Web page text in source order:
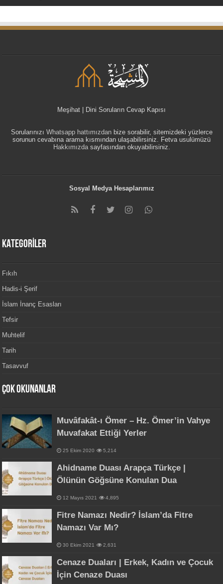
Meşihat | Dini Soruların Cevap Kapısı
Sorularınızı Whatsapp hattımızdanbize sorabilir, sitemizdeki yüzlerce
sorunun cevabına arama kısmından ulaşabilirsiniz. Fetva usulümüzü
Hakkımızdasayfasından okuyabilirsiniz.
Sosyal Medya Hesaplarımız
KATEGORİLER
Fıkıh
Hadis-i Şerif
İslam İnanç Esasları
Tefsir
Muhtelif
Tarih
Tasavvuf
Çok Okunanlar
Muvâfakât-ı Ömer – Hz. Ömer’in Vahye
Muvafakat Ettiği Yerler
25 Ekim 2020 5,214
Ahidname Duası Arapça Türkçe |
Ölünün Göğsüne Konulan Dua
12 Mayıs 2021 4,895
Fitre Namazı Nedir? İslam’da Fitre
Namazı Var Mı?
30 Ekim 2021 2,631
Cenaze Duaları | Erkek, Kadın ve Çocuk
İçin Cenaze Duası